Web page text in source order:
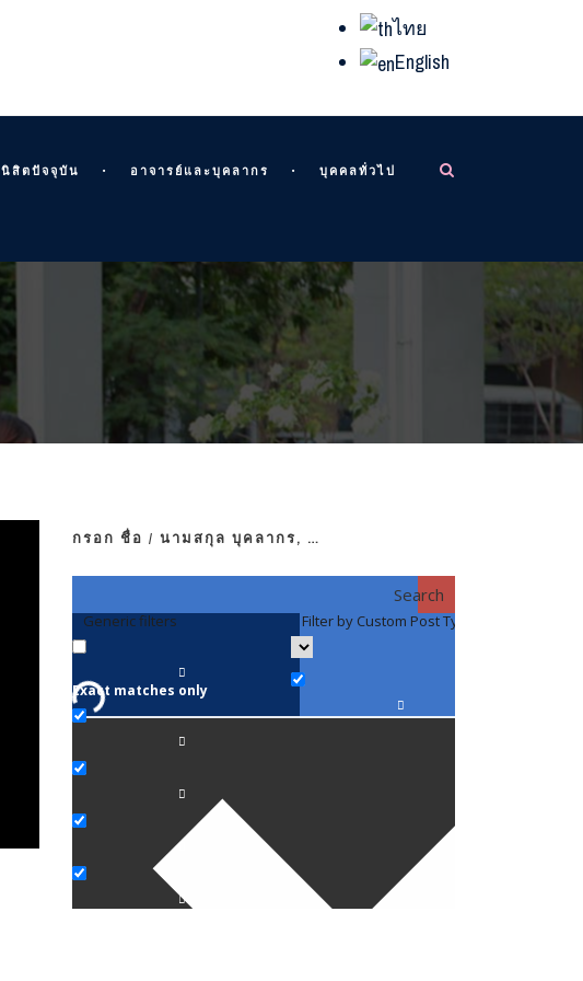
ไทย
English
นิสิตปัจจุบัน อาจารย์และบุคลากร บุคคลทั่วไป
กรอก ชื่อ / นามสกุล บุคลากร, …
Search
Generic filters
Exact matches only
Filter by Custom Post Type